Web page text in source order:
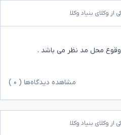
وکلای بنیاد وکلا
وقوع محل مد نظر می باشد .
مشاهده دیدگاه‌ها ( ۰
وکلای بنیاد وکلا